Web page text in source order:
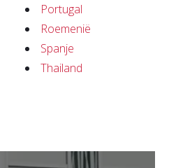
Portugal
Roemenië
Spanje
Thailand